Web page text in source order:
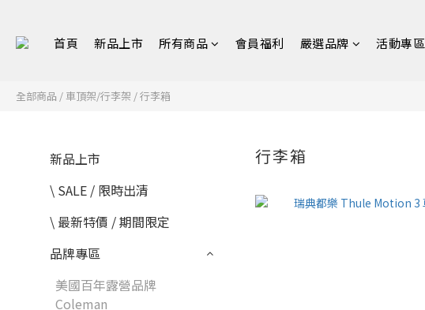
首頁 新品上市 所有商品 會員福利 嚴選品牌 活動專區
全部商品 /車頂架/行李架 /行李箱
新品上市
\ SALE / 限時出清
\ 最新特價 / 期間限定
品牌專區
美國百年露營品牌
Coleman
行李箱